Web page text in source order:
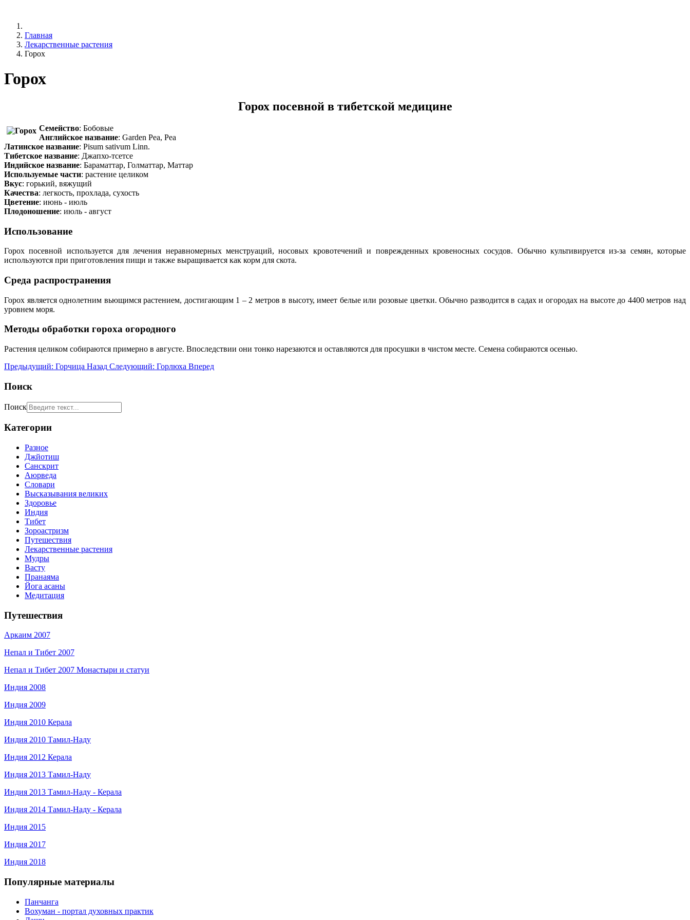
Главная
Лекарственные растения
Горох
Горох
Горох посевной в тибетской медицине
Семейство: Бобовые
Английское название: Garden Pea, Pea
Латинское название: Pisum sativum Linn.
Тибетское название: Джапхо-тсетсе
Индийское название: Бараматтар, Голматтар, Маттар
Используемые части: растение целиком
Вкус: горький, вяжущий
Качества: легкость, прохлада, сухость
Цветение: июнь - июль
Плодоношение: июль - август
Использование
Горох посевной используется для лечения неравномерных менструаций, носовых кровотечений и поврежденных кровеносных сосудов. Обычно культивируется из-за семян, которые
используются при приготовления пищи и также выращивается как корм для скота.
Среда распространения
Горох является однолетним вьющимся растением, достигающим 1 – 2 метров в высоту, имеет белые или розовые цветки. Обычно разводится в садах и огородах на высоте до 4400 метров над
уровнем моря.
Методы обработки гороха огородного
Растения целиком собираются примерно в августе. Впоследствии они тонко нарезаются и оставляются для просушки в чистом месте. Семена собираются осенью.
Предыдущий: Горчица Назад Следующий: Горлюха Вперед
Поиск
Поиск
Категории
Разное
Джйотиш
Санскрит
Аюрведа
Словари
Высказывания великих
Здоровье
Индия
Тибет
Зороастризм
Путешествия
Лекарственные растения
Мудры
Васту
Пранаяма
Йога асаны
Медитация
Путешествия
Аркаим 2007
Непал и Тибет 2007
Непал и Тибет 2007 Монастыри и статуи
Индия 2008
Индия 2009
Индия 2010 Керала
Индия 2010 Тамил-Наду
Индия 2012 Керала
Индия 2013 Тамил-Наду
Индия 2013 Тамил-Наду - Керала
Индия 2014 Тамил-Наду - Керала
Индия 2015
Индия 2017
Индия 2018
Популярные материалы
Панчанга
Вохуман - портал духовных практик